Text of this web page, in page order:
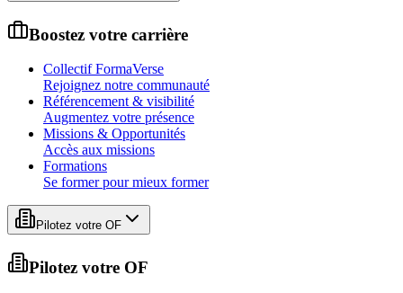
Boostez votre carrière
Collectif FormaVerse
Rejoignez notre communauté
Référencement & visibilité
Augmentez votre présence
Missions & Opportunités
Accès aux missions
Formations
Se former pour mieux former
Pilotez votre OF
Pilotez votre OF